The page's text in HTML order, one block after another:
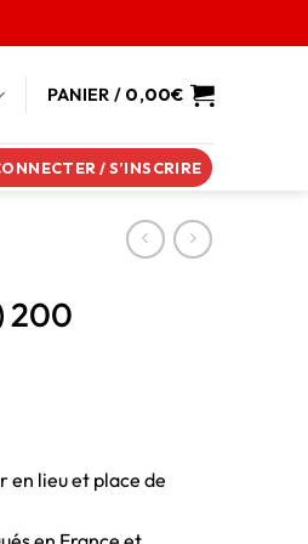
PANIER / 0,00€
/ S’INSCRIRE
200
en lieu et place de